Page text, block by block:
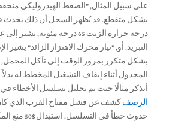
على سبيل المثال, "الضغط الهيدروليكي
بشكل متقطع. قد يُظهر السجل أن ذلك يحدث
درجة حرارة الزيت 65 درجة مئوية,
التبريد. أو, "تيار محرك الاهتزاز الزائد" يشير
بشكل متكرر بمرور الوقت إلى تآكل المحمل,
المجدول أثناء إيقاف التشغيل المخطط له
أتذكر مثالًا حيث تم تحليل تسلسل الأخطاء
الرصفكشف عن فشل مفتاح القرب الذي